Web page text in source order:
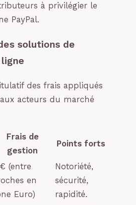
à privilégier le
PayPal.
solutions de
des frais appliqués
acteurs du marché
Frais de
gestion
Points forts
(entre
en
Euro)
Notoriété,
sécurité,
rapidité.